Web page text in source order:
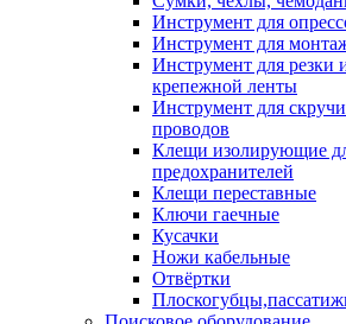
Инструмент для
Инструмент для
Инструмент для резки
крепежной ленты
Инструмент для
проводов
Клещи изолирующие
предохранителей
Клещи переставные
Ключи гаечные
Кусачки
Ножи кабельные
Отвёртки